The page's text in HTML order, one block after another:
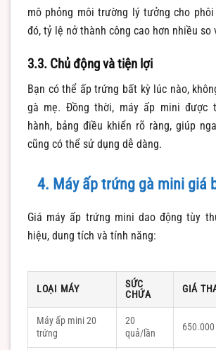
mô phỏng môi trường lý tưởng cho
đó, tỷ lệ nở thành công cao hơn nhiều so
3.3. Chủ động và tiện lợi
Bạn có thể ấp trứng bất kỳ lúc nào,
gà mẹ. Đồng thời, máy ấp mini được
hành, bảng điều khiển rõ ràng, giúp
cũng có thể sử dụng dễ dàng.
4. Máy ấp trứng gà mini giá
Giá máy ấp trứng mini dao động tùy
hiệu, dung tích và tính năng:
LOẠI MÁY
SỨC
CHỨA
GIÁ
Máy ấp mini 20
trứng
20
quả/lần